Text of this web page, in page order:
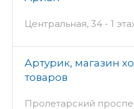
Центральная, 34 - 1
Артурик, магазин
товаров
Пролетарский